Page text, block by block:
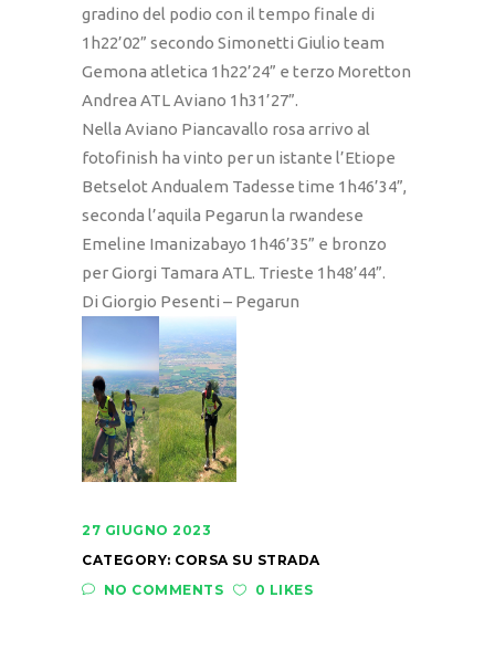
gradino del podio con il tempo finale di
1h22’02” secondo Simonetti Giulio team
Gemona atletica 1h22’24” e terzo Moretton
Andrea ATL Aviano 1h31’27”.
Nella Aviano Piancavallo rosa arrivo al
fotofinish ha vinto per un istante l’Etiope
Betselot Andualem Tadesse time 1h46’34”,
seconda l’aquila Pegarun la rwandese
Emeline Imanizabayo 1h46’35” e bronzo
per Giorgi Tamara ATL. Trieste 1h48’44”.
Di Giorgio Pesenti – Pegarun
27 GIUGNO 2023
CATEGORY: CORSA SU STRADA
NO COMMENTS
0 LIKES